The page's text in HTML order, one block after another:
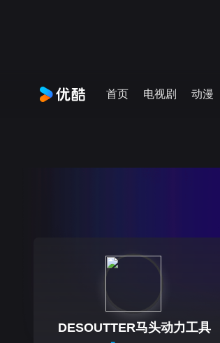
首页 电视剧 动漫
DESOUTTER马头动力工具